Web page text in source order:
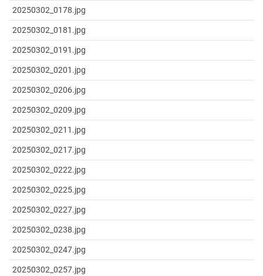
20250302_0178.jpg
20250302_0181.jpg
20250302_0191.jpg
20250302_0201.jpg
20250302_0206.jpg
20250302_0209.jpg
20250302_0211.jpg
20250302_0217.jpg
20250302_0222.jpg
20250302_0225.jpg
20250302_0227.jpg
20250302_0238.jpg
20250302_0247.jpg
20250302_0257.jpg